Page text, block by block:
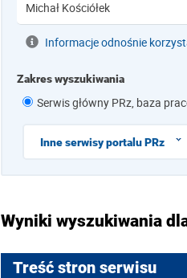
Informacje odnośnie
Zakres wyszukiwania
Serwis główny PRz, baza
Inne serwisy portalu PRz
Wyniki wyszukiwania
Treść stron serwisu